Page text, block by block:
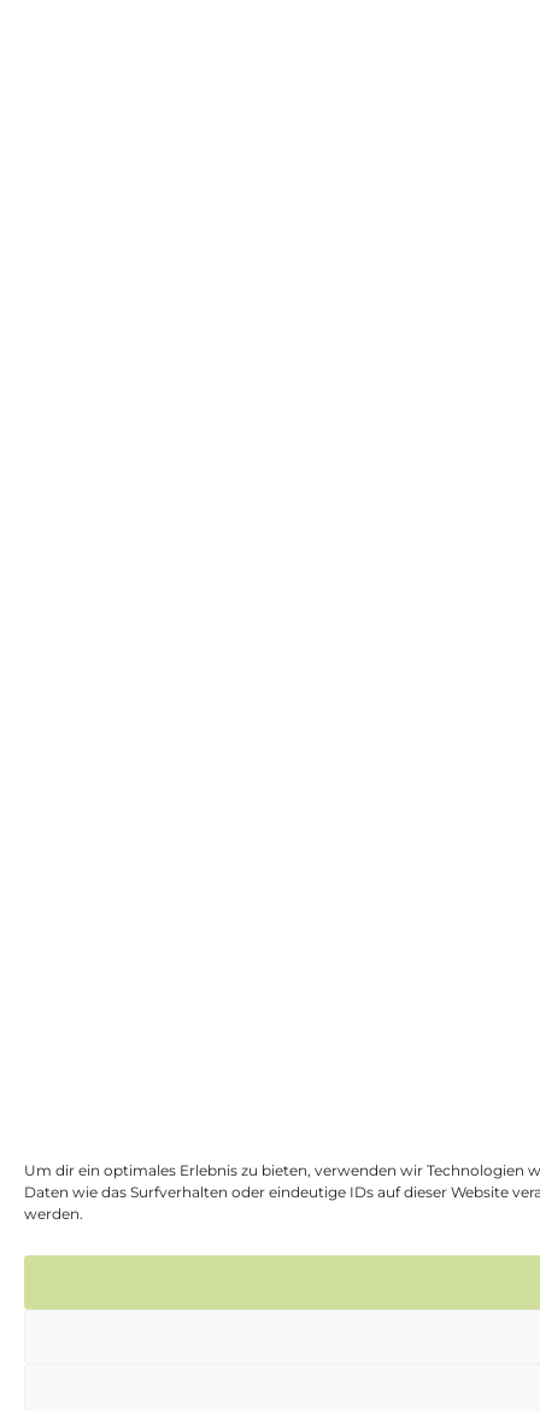
Um dir ein optimales Erlebnis zu bieten, verwenden wir Technologien
Daten wie das Surfverhalten oder eindeutige IDs auf dieser Website
werden.